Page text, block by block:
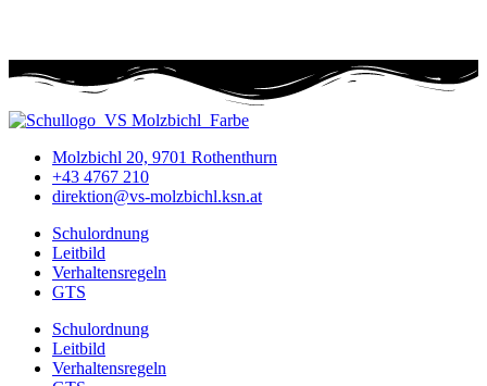
Molzbichl 20, 9701 Rothenthurn
+43 4767 210
direktion@vs-molzbichl.ksn.at
Schulordnung
Leitbild
Verhaltensregeln
GTS
Schulordnung
Leitbild
Verhaltensregeln